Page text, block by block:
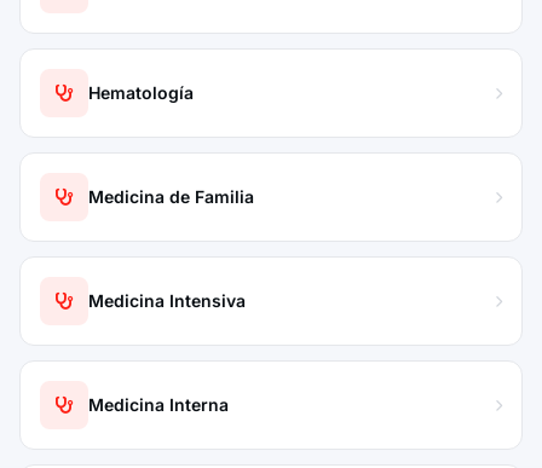
Hematología
Medicina de Familia
Medicina Intensiva
Medicina Interna